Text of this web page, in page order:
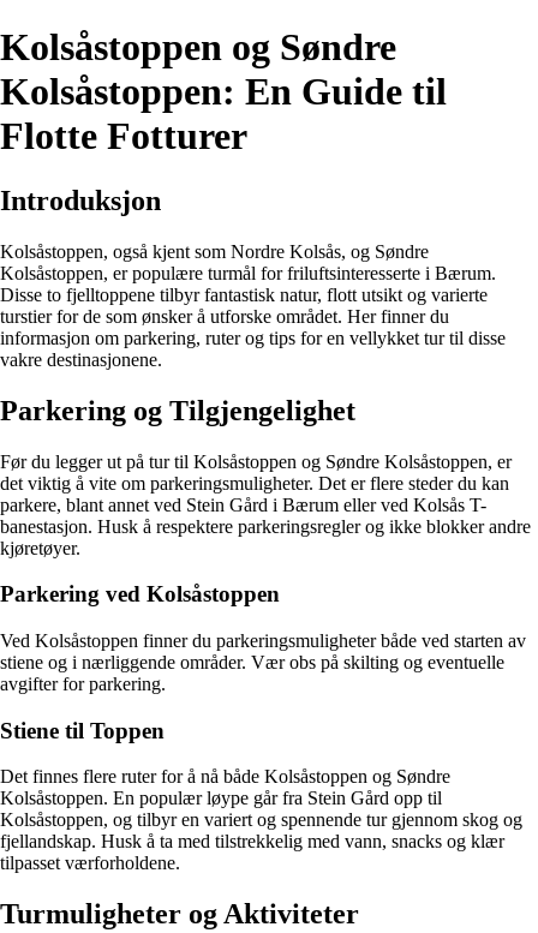
Kolsåstoppen og Søndre
Kolsåstoppen: En Guide til
Flotte Fotturer
Introduksjon
Kolsåstoppen, også kjent som Nordre Kolsås, og Søndre
Kolsåstoppen, er populære turmål for friluftsinteresserte i Bærum.
Disse to fjelltoppene tilbyr fantastisk natur, flott utsikt og varierte
turstier for de som ønsker å utforske området. Her finner du
informasjon om parkering, ruter og tips for en vellykket tur til disse
vakre destinasjonene.
Parkering og Tilgjengelighet
Før du legger ut på tur til Kolsåstoppen og Søndre Kolsåstoppen, er
det viktig å vite om parkeringsmuligheter. Det er flere steder du kan
parkere, blant annet ved Stein Gård i Bærum eller ved Kolsås T-
banestasjon. Husk å respektere parkeringsregler og ikke blokker andre
kjøretøyer.
Parkering ved Kolsåstoppen
Ved Kolsåstoppen finner du parkeringsmuligheter både ved starten av
stiene og i nærliggende områder. Vær obs på skilting og eventuelle
avgifter for parkering.
Stiene til Toppen
Det finnes flere ruter for å nå både Kolsåstoppen og Søndre
Kolsåstoppen. En populær løype går fra Stein Gård opp til
Kolsåstoppen, og tilbyr en variert og spennende tur gjennom skog og
fjellandskap. Husk å ta med tilstrekkelig med vann, snacks og klær
tilpasset værforholdene.
Turmuligheter og Aktiviteter